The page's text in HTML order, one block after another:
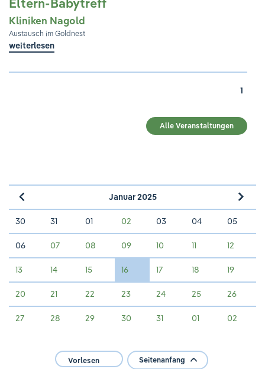
Kliniken Nagold
Austausch im Goldnest
weiterlesen
1
Alle Veranstaltungen
«
Januar 2025 »
30 31 01 02 03 04 05
06 07 08 09 10 11 12
13 14 15 16 17 18 19
20 21 22 23 24 25 26
27 28 29 30 31 01 02
Vorlesen Seitenanfang